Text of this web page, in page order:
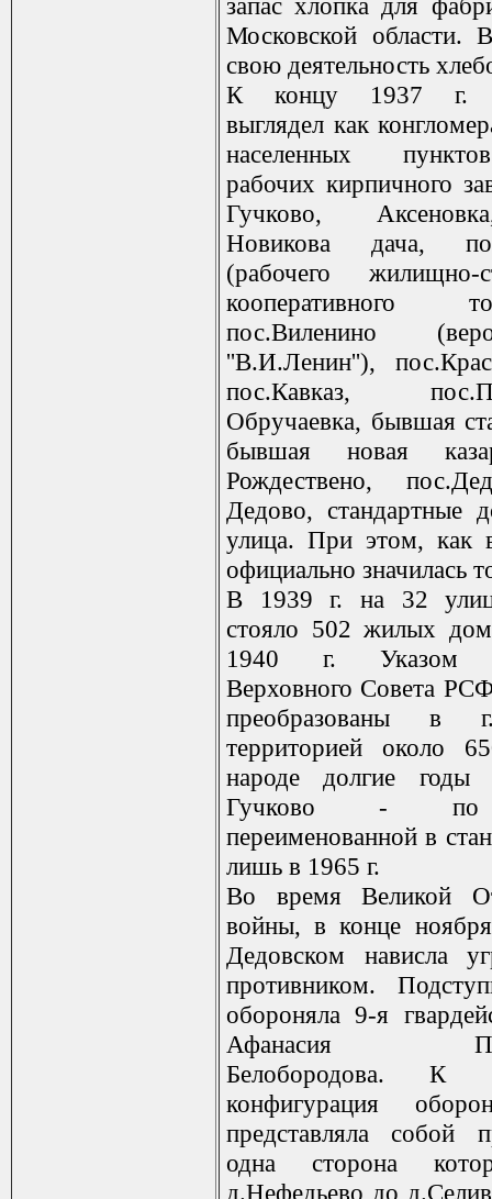
Московской области.
свою деятельность
К концу 1937 г.
выглядел как
населенных
рабочих кирпичного
Гучково,
Новикова дача,
(рабочего жилищно-
кооперативного
пос.Виленино
''В.И.Ленин''),
пос.Кавказ,
Обручаевка, бывшая
бывшая новая
Рождествено,
Дедово, стандартные
улица. При этом, как
официально значилась
В 1939 г. на 32
стояло 502 жилых
1940 г. Указом
Верховного Совета
преобразованы в
территорией около
народе долгие годы
Гучково - по
переименованной в
лишь в 1965 г.
Во время Великой
войны, в конце
Дедовском нависла
противником.
обороняла 9-я
Афанасия
Белобородова. К
конфигурация
представляла собой
одна сторона
д.Нефедьево до